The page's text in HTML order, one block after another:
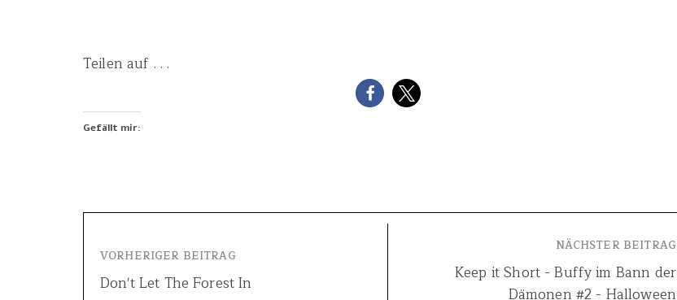
Teilen auf . . .
Gefällt mir:
VORHERIGER BEITRAG
Don't Let The Forest In
NÄCHSTER BEITRAG
Keep it Short - Buffy im Bann der
Dämonen #2 - Halloween